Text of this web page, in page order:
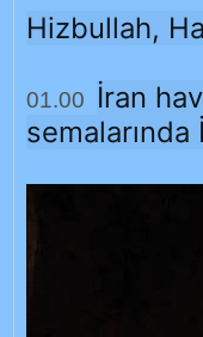
Hizbullah,
01.00
İran